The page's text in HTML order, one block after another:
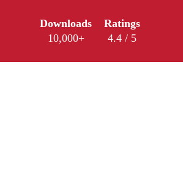
Downloads
10,000+
Ratings
4.4 / 5